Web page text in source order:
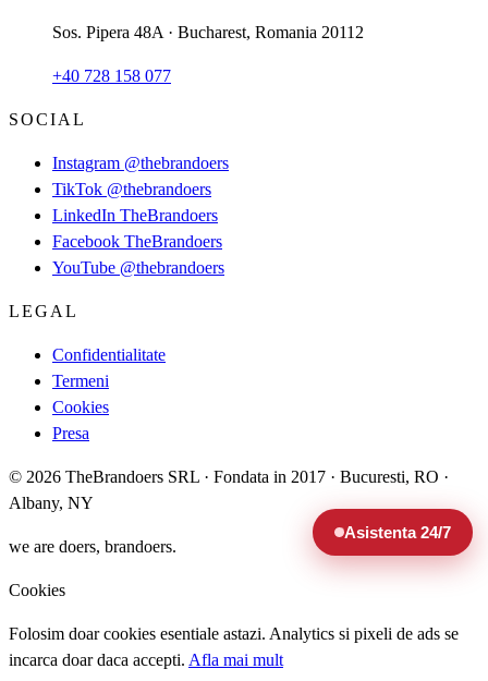
Sos. Pipera 48A · Bucharest, Romania 20112
+40 728 158 077
SOCIAL
Instagram @thebrandoers
TikTok @thebrandoers
LinkedIn TheBrandoers
Facebook TheBrandoers
YouTube @thebrandoers
LEGAL
Confidentialitate
Termeni
Cookies
Presa
© 2026 TheBrandoers SRL · Fondata in 2017 · Bucuresti, RO ·
Albany, NY
we are doers, brandoers.
Cookies
Folosim doar cookies esentiale astazi. Analytics si pixeli de ads se
incarca doar daca accepti. Afla mai mult
Asistenta 24/7